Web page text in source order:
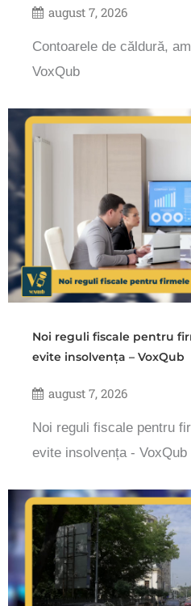
august 7, 2026
Contoarele de căldură,
VoxQub
Noi reguli fiscale pentru
evite insolvența – VoxQub
august 7, 2026
Noi reguli fiscale pentru
evite insolvența - VoxQub